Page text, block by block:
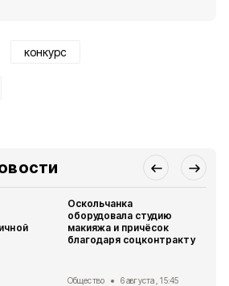
конкурс
Оскольчанка
оборудовала студию
макияжа и причёсок
благодаря соцконтракту
Общество 6 августа , 15:45